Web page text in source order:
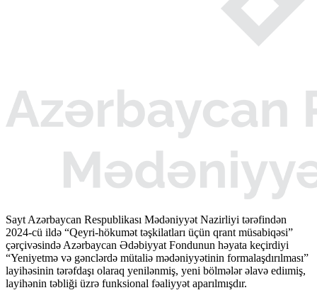
Sayt Azərbaycan Respublikası Mədəniyyət Nazirliyi tərəfindən
2024-cü ildə “Qeyri-hökumət təşkilatları üçün qrant müsabiqəsi”
çərçivəsində Azərbaycan Ədəbiyyat Fondunun həyata keçirdiyi
“Yeniyetmə və gənclərdə mütaliə mədəniyyətinin formalaşdırılması”
layihəsinin tərəfdaşı olaraq yenilənmiş, yeni bölmələr əlavə ediımiş,
layihənin təbliği üzrə funksional fəaliyyət aparılmışdır.